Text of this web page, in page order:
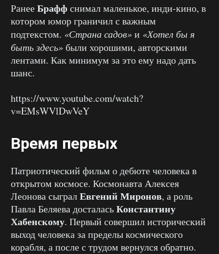
РанееБраффснимал маленькое, инди-кино, в
котором юмор граничил с важным
подтекстом. «Страна садов»и «Хотел бы я
быть здесь» были хорошими, авторскими
лентами. Как минимум за это ему надо дать
шанс.
https://www.youtube.com/watch?
v=EMsWVlDwVeY
Время первых
Патриотический фильм о дебюте человека в
открытом космосе. Космонавта Алексея
Леонова сыгралЕвгений Миронов, а роль
Павла Беляева досталасьКонстантину
Хабенскому. Первый совершил исторический
выход человека за пределы космического
корабля, а после с трудом вернулся обратно.